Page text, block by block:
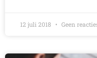
12 juli 2018 Geen